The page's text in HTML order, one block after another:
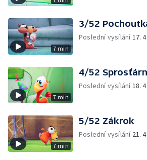
7 min
3/52
Poslední vysílání17.
7 min
4/52
Poslední vysílání18.
7 min
5/52 Zákrok
Poslední vysílání 21.